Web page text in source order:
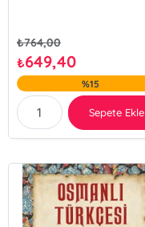
₺764,00
₺649,40
%15
Sepete Ekle